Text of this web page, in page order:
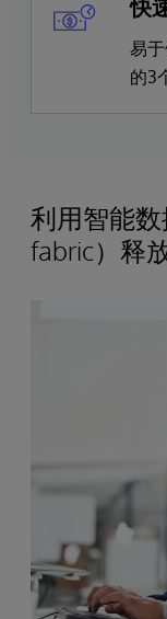
快
易
的3
利用智能
fabric）释